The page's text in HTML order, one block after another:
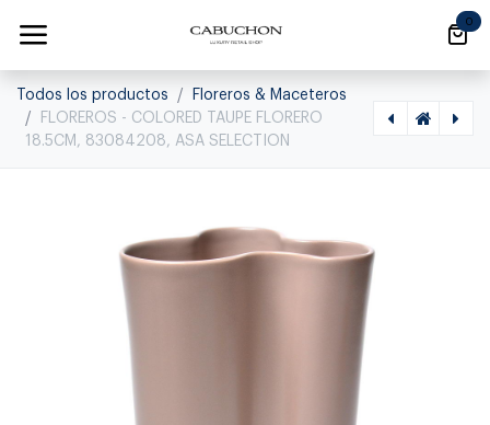
0
Todos los productos
Floreros & Maceteros
FLOREROS - COLORED TAUPE FLORERO
18.5CM, 83084208, ASA SELECTION